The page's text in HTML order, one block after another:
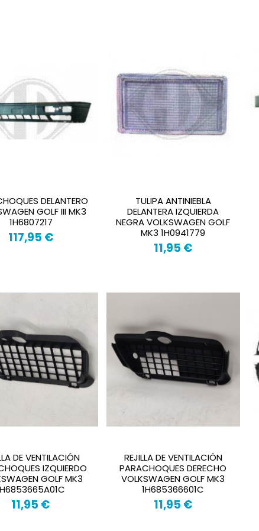
DELANTERO
GOLF III MK3
1H6807217
117,95 €
TULIPA ANTINIEBLA
DELANTERA IZQUIERDA
NEGRA VOLKSWAGEN GOLF
MK3 1H0941779
11,95 €
DE VENTILACIÓN
IZQUIERDO
GOLF MK3
11,95 €
REJILLA DE VENTILACIÓN
PARACHOQUES DERECHO
VOLKSWAGEN GOLF MK3
1H685366601C
11,95 €